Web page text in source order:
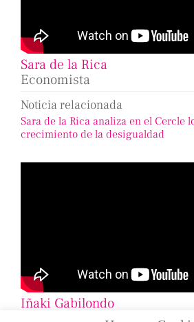
Sara de la Rica
Economista
Noticia relacionada
Sara de la Rica analiza en el Cercle
crecimiento de la desigualdad
Iñaki Gabilondo